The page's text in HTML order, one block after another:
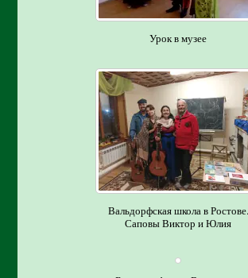
Урок в музее
Вальдорфская школа в Ростове.
Саповы Виктор и Юлия